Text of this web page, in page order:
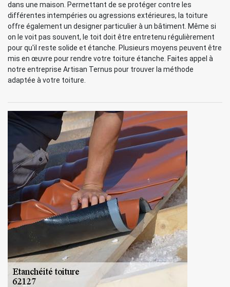
dans une maison. Permettant de se protéger contre les
différentes intempéries ou agressions extérieures, la toiture
offre également un designer particulier à un bâtiment. Même si
on le voit pas souvent, le toit doit être entretenu régulièrement
pour qu'il reste solide et étanche. Plusieurs moyens peuvent être
mis en œuvre pour rendre votre toiture étanche. Faites appel à
notre entreprise Artisan Ternus pour trouver la méthode
adaptée à votre toiture.